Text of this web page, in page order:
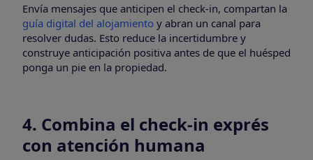
Envía mensajes que anticipen el check-in, compartan la
guía digital del alojamiento y abran un canal para
resolver dudas. Esto reduce la incertidumbre y
construye anticipación positiva antes de que el huésped
ponga un pie en la propiedad.
4. Combina el check-in exprés
con atención humana